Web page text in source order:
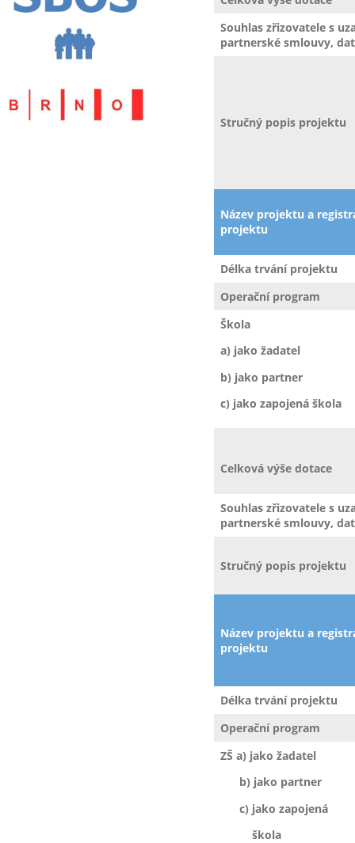
Souhlas zřizovatele s
partnerské smlouvy,
Stručný popis projektu
Název projektu a
projektu
Délka trvání projektu
Operační program
Škola
a) jako žadatel
b) jako partner
c) jako zapojená škola
Celková výše dotace
Souhlas zřizovatele s
partnerské smlouvy,
Stručný popis projektu
Název projektu a
projektu
Délka trvání projektu
Operační program
ZŠ a) jako žadatel
b) jako partner
c) jako zapojená
škola